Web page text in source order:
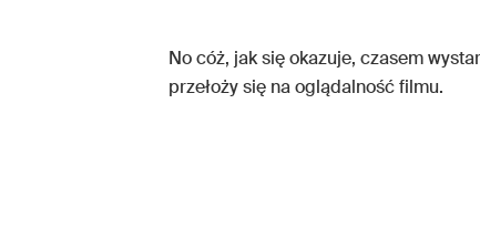
No cóż, jak się okazuje, czasem
przełoży się na oglądalność filmu.